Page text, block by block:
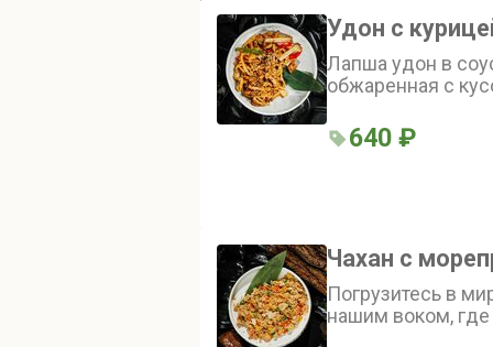
Удон с
Лапша удон в
обжаренная с
болгарским
капустой,
Блюдо
640 ₽
Чахан с
Погрузитесь в
нашим воком,